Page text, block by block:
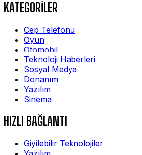
KATEGORİLER
Cep Telefonu
Oyun
Otomobil
Teknoloji Haberleri
Sosyal Medya
Donanım
Yazılım
Sinema
HIZLI BAĞLANTI
Giyilebilir Teknolojiler